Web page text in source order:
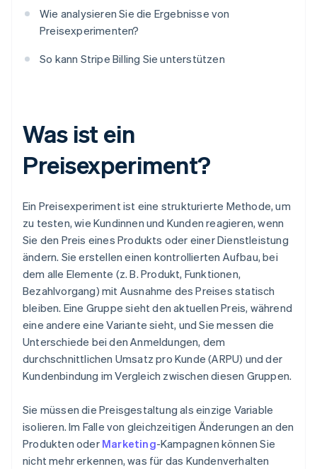
Wie analysieren Sie die Ergebnisse von
Preisexperimenten?
So kann Stripe Billing Sie unterstützen
Was ist ein
Preisexperiment?
Ein Preisexperiment ist eine strukturierte Methode, um
zu testen, wie Kundinnen und Kunden reagieren, wenn
Sie den Preis eines Produkts oder einer Dienstleistung
ändern. Sie erstellen einen kontrollierten Aufbau, bei
dem alle Elemente (z. B. Produkt, Funktionen,
Bezahlvorgang) mit Ausnahme des Preises statisch
bleiben. Eine Gruppe sieht den aktuellen Preis, während
eine andere eine Variante sieht, und Sie messen die
Unterschiede bei den Anmeldungen, dem
durchschnittlichen Umsatz pro Kunde (ARPU) und der
Kundenbindung im Vergleich zwischen diesen Gruppen.
Sie müssen die Preisgestaltung als einzige Variable
isolieren. Im Falle von gleichzeitigen Änderungen an den
Produkten oder Marketing-Kampagnen können Sie
nicht mehr erkennen, was für das Kundenverhalten